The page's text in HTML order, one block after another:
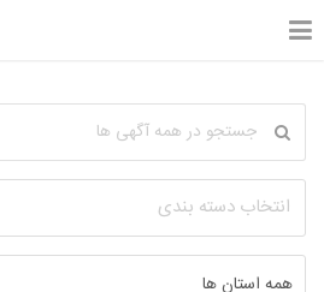
انتخاب دسته بندی